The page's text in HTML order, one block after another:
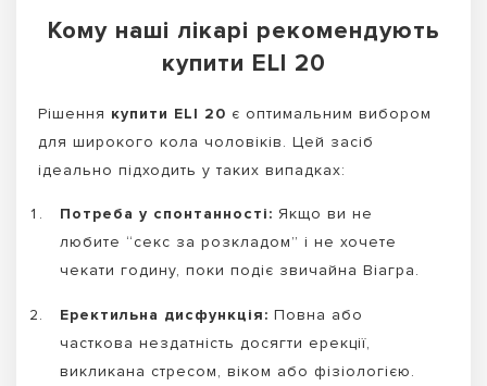
Кому наші лікарі рекомендують
купити ELI 20
Рішення купити ELI 20 є оптимальним вибором
для широкого кола чоловіків. Цей засіб
ідеально підходить у таких випадках:
Потреба у спонтанності: Якщо ви не
любите “секс за розкладом” і не хочете
чекати годину, поки подіє звичайна Віагра.
Еректильна дисфункція: Повна або
часткова нездатність досягти ерекції,
викликана стресом, віком або фізіологією.